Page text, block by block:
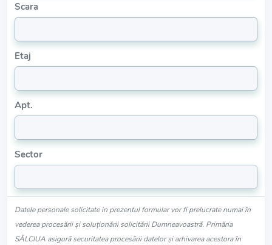
Scara
Etaj
Apt.
Sector
Datele personale solicitate in prezentul formular vor fi prelucrate numai în
vederea procesării și soluționării solicitării Dumneavoastră. Primăria
SĂLCIUA asigură securitatea procesării datelor și arhivarea acestora în